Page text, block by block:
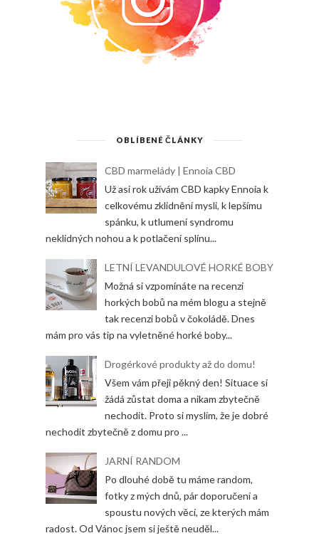
OBLÍBENÉ ČLÁNKY
CBD marmelády | Ennoia CBD
Už asi rok užívám CBD kapky Ennoia k
celkovému zklidnění mysli, k lepšímu
spánku, k utlumení syndromu
neklidných nohou a k potlačení splínu...
LETNÍ LEVANDULOVÉ HORKÉ BOBY
Možná si vzpomínáte na recenzi
horkých bobů na mém blogu a stejně
tak recenzi bobů v čokoládě. Dnes
mám pro vás tip na vyletněné horké boby...
Drogérkové produkty až do domu!
Všem vám přeji pěkný den! Situace si
žádá zůstat doma a nikam zbytečně
nechodit. Proto si myslím, že je dobré
nechodit zbytečně z domu pro ...
JARNÍ RANDOM
Po dlouhé době tu máme random,
fotky z mých dnů, pár doporučení a
spoustu nových věcí, ze kterých mám
radost. Od Vánoc jsem si ještě neuděl...